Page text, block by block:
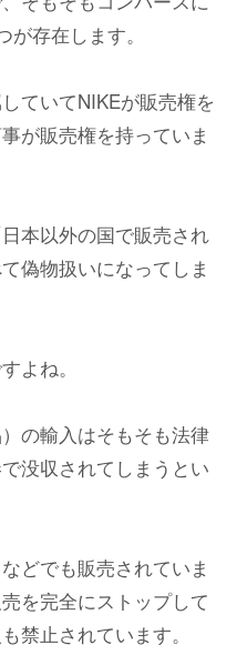
存在します。
ていてNIKEが販売権を
が販売権を持っていま
本以外の国で販売され
偽物扱いになってしま
よね。
の輸入はそもそも法律
没収されてしまうとい
どでも販売されていま
を完全にストップして
禁止されています。